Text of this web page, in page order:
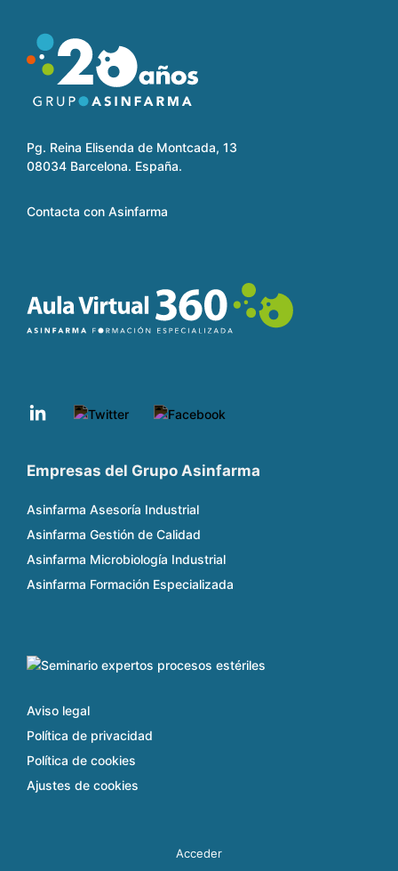
Pg. Reina Elisenda de Montcada, 13
08034 Barcelona. España.
Contacta con Asinfarma
Empresas del Grupo Asinfarma
Asinfarma Asesoría Industrial
Asinfarma Gestión de Calidad
Asinfarma Microbiología Industrial
Asinfarma Formación Especializada
Aviso legal
Política de privacidad
Política de cookies
Ajustes de cookies
Acceder